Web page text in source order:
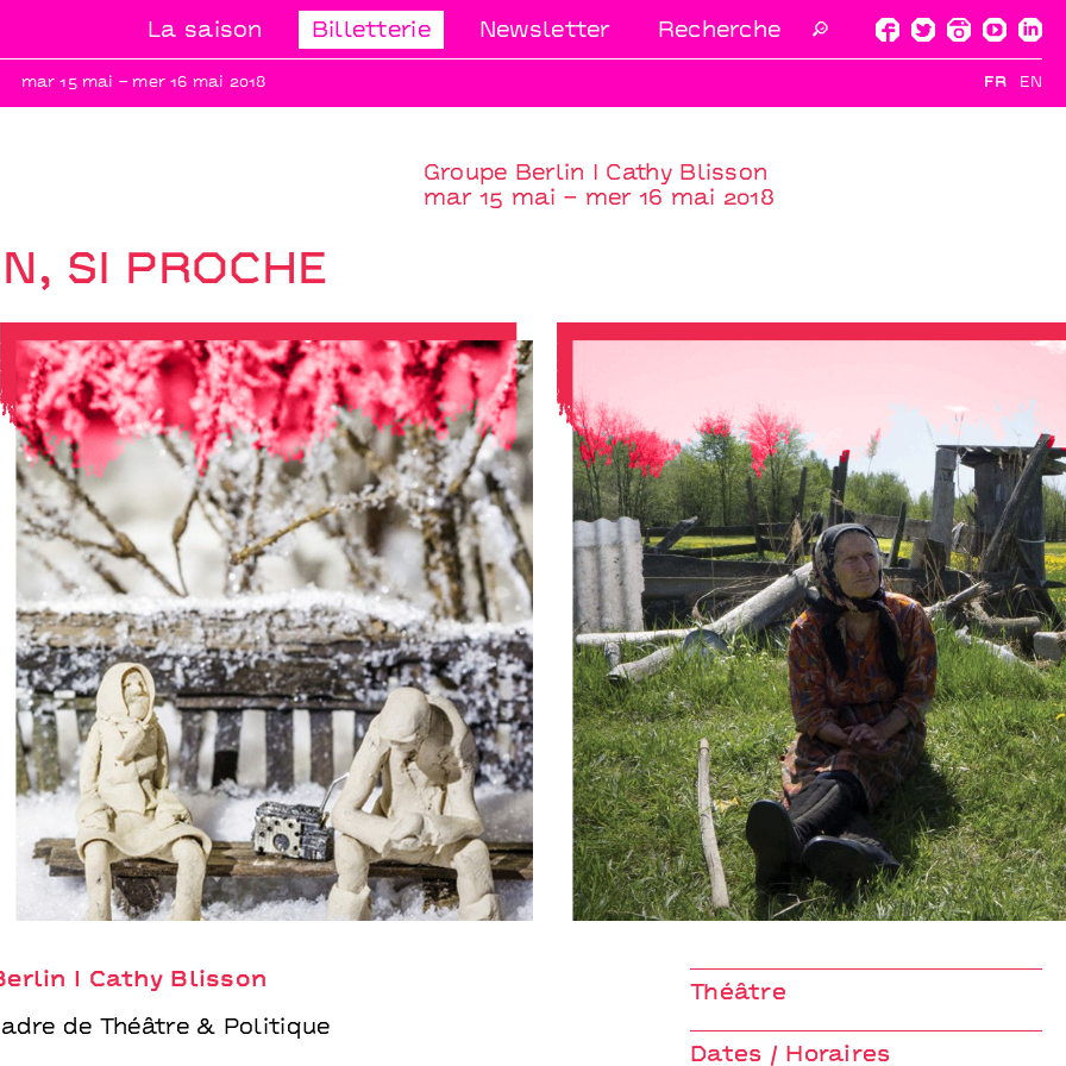
La saison Billetterie Newsletter 🔎
mar 15 mai – mer 16 mai 2018 FR EN
SI PROCHE
Groupe Berlin I Cathy Blisson
mar 15 mai – mer 16 mai 2018
I Cathy Blisson
de Théâtre & Politique
Théâtre
Dates / Horaires